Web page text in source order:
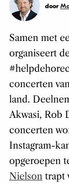
door
Samen met
organiseert
concerten
land.
Akwasi, Rob
concerten
Instagram-
opgeroepen
Nielsontrapt